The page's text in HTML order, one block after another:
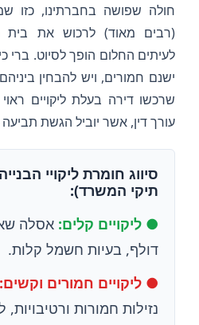
חולה שפושה בחברתינו, כזו
(רבים מאוד) לרכוש את בית
לעיתים החלום הופך לסיוט. ברי כי
ישנם חמורים, ויש להבחין
עורך דין, אשר יוביל הגשת
סיווג חומרת ליקויי
תיקי המשרד):
● ליקויים קלים: אסלה
דולף, בעיות חשמל קלות.
● ליקויים חמורים וקשים:
נזילות חמורות